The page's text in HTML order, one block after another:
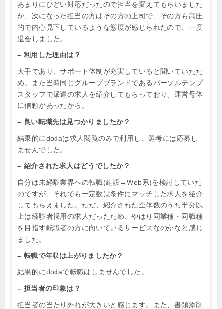
あまりにひどい対応だったので担当を変えてもらいました
が、次になった担当の方はその方の上司で、その方も高圧
的で内心見下しているような態度が感じられたので、一度
退会しました。
– 利用した理由は？
大手であり、サポート体制が充実していると聞いていたた
め。また当時同じグループブランドであるパーソルテンプ
スタッフで派遣の求人を紹介してもらっており、運営母体
に信頼があったから。
– 良い転職先は見つかりましたか？
結果的にdodaは求人閲覧のみで利用し、選考には応募し
ませんでした。
– 紹介された求人はどうでしたか？
自分は未経験業界への転職(建設→Web系)を検討していた
のですが、それでも一定数は条件にマッチした求人を紹介
してもらえました。ただ、紹介された全体数のうち半分以
上は経験者採用の求人だったため、やはり同業種・同職種
を目指す転職者の方に向いているサービスなのかなと感じ
ました。
– 転職で年収は上がりましたか？
結果的にdodaで転職はしませんでした。
– 担当者の印象は？
担当者の当たり外れが大きいと感じます。また、書類添削